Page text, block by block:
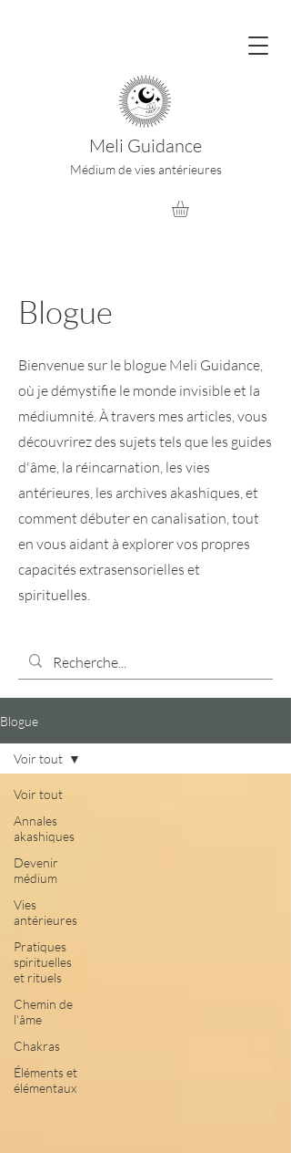
Meli Guidance
Médium de vies antérieures
Blogue
Bienvenue sur le blogue Meli Guidance,
où je démystifie le monde invisible et la
médiumnité. À travers mes articles, vous
découvrirez des sujets tels que les guides
d'âme, la réincarnation, les vies
antérieures, les archives akashiques, et
comment débuter en canalisation, tout
en vous aidant à explorer vos propres
capacités extrasensorielles et
spirituelles.
Blogue
Voir tout
Annales
akashiques
Devenir
médium
Vies
antérieures
Pratiques
spirituelles
et rituels
Chemin de
l'âme
Chakras
Éléments et
élémentaux
Voir tout